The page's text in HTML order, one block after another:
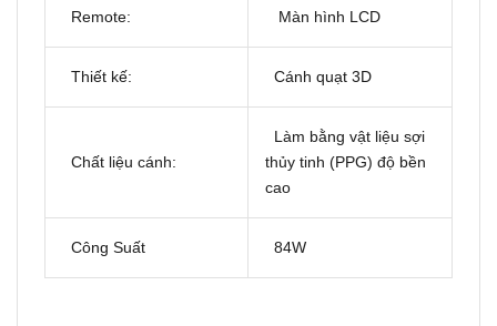
Remote: Màn hình LCD
Thiết kế: Cánh quạt 3D
Chất liệu cánh:
Làm bằng vật liệu sợi
thủy tinh (PPG) độ bền
cao
Công Suất 84W